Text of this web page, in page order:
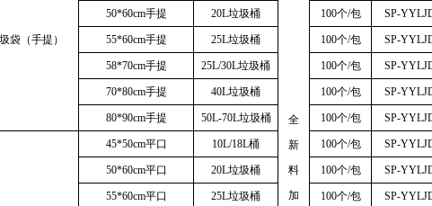
袋（手提）
全
新
料
加
50*60cm手提 20L垃圾桶 100个/包 SP-
55*60cm手提 25L垃圾桶 100个/包 SP-
58*70cm手提 25L/30L垃圾桶 100个/包 SP-
70*80cm手提 40L垃圾桶 100个/包 SP-
80*90cm手提 50L-70L垃圾桶 100个/包 SP-
45*50cm平口 10L/18L桶 100个/包 SP-
50*60cm平口 20L垃圾桶 100个/包 SP-
55*60cm平口 25L垃圾桶 100个/包 SP-